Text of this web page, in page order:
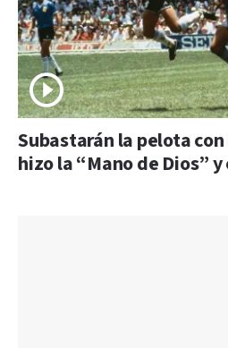
Subastarán la pelota
hizo la “Mano de Dios”